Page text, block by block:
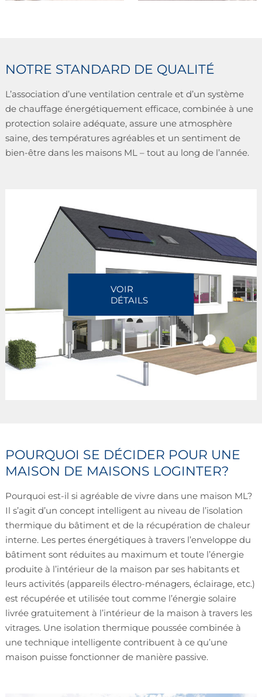
NOTRE STANDARD DE QUALITÉ
L’association d’une ventilation centrale et d’un système
de chauffage énergétiquement efficace, combinée à une
protection solaire adéquate, assure une atmosphère
saine, des températures agréables et un sentiment de
bien-être dans les maisons ML – tout au long de l’année.
VOIR
DÉTAILS
POURQUOI SE DÉCIDER POUR UNE
MAISON DE MAISONS LOGINTER?
Pourquoi est-il si agréable de vivre dans une maison ML?
Il s’agit d’un concept intelligent au niveau de l’isolation
thermique du bâtiment et de la récupération de chaleur
interne. Les pertes énergétiques à travers l’enveloppe du
bâtiment sont réduites au maximum et toute l’énergie
produite à l’intérieur de la maison par ses habitants et
leurs activités (appareils électro-ménagers, éclairage, etc.)
est récupérée et utilisée tout comme l’énergie solaire
livrée gratuitement à l’intérieur de la maison à travers les
vitrages. Une isolation thermique poussée combinée à
une technique intelligente contribuent à ce qu’une
maison puisse fonctionner de manière passive.